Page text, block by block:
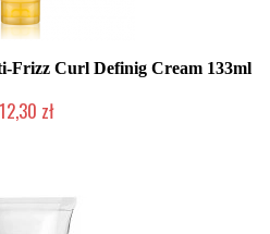
Frizz Curl Definig Cream 133ml
12,30 zł